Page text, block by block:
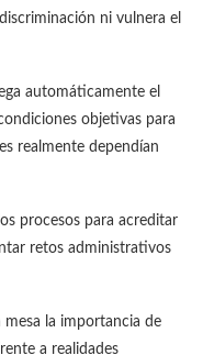
ni vulnera el
automáticamente el
objetivas para
realmente dependían
procesos para acreditar
retos administrativos
mesa la importancia de
a realidades